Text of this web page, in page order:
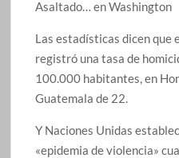
Asaltado… en Washington
Las estadísticas dicen que
registró una tasa de
100.000 habitantes, en
Guatemala de 22.
Y Naciones Unidas
«epidemia de violencia»